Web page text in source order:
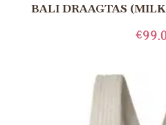
BALI DRAAGTAS
€